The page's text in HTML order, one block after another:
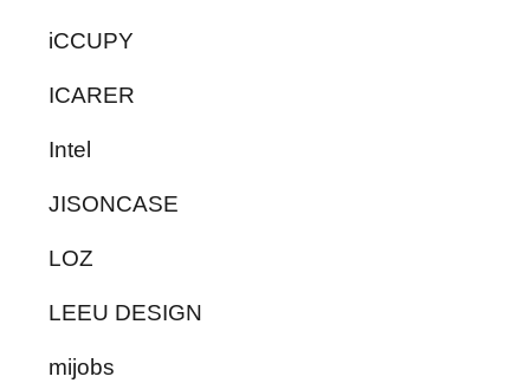
iCCUPY
ICARER
Intel
JISONCASE
LOZ
LEEU DESIGN
mijobs